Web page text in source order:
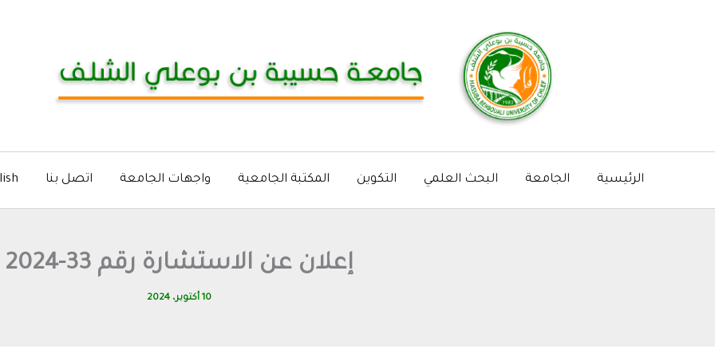
الرئيسية الجامعة البحث العلمي التكوين المكتبة الجامعية واجهات الجامعة اتصل بنا
إعلان عن الاستشارة رقم 33-2024
10 أكتوبر، 2024